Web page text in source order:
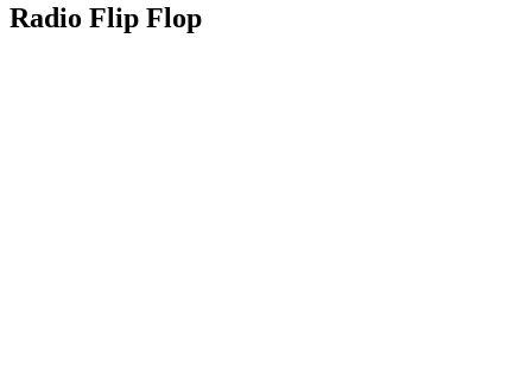
Radio Flip Flop